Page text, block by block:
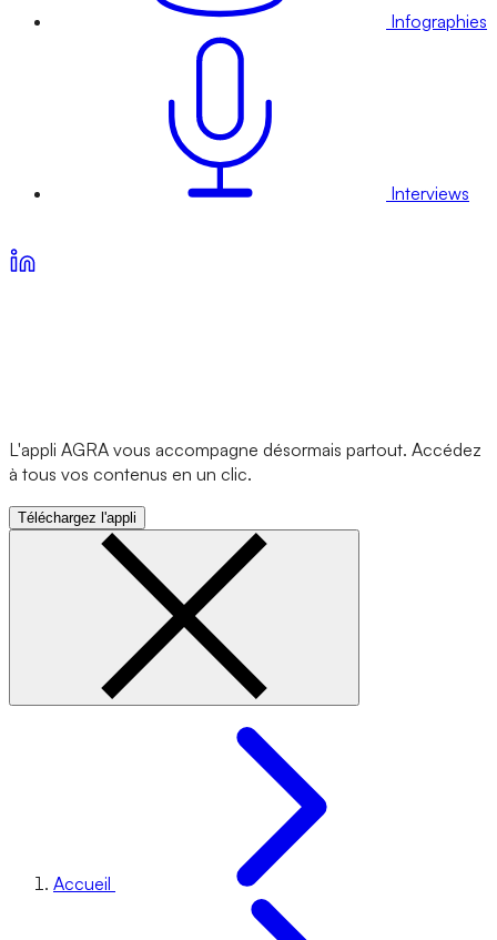
Infographies
Interviews
L'appli AGRA vous accompagne désormais partout. Accédez
à tous vos contenus en un clic.
Téléchargez l'appli
Accueil